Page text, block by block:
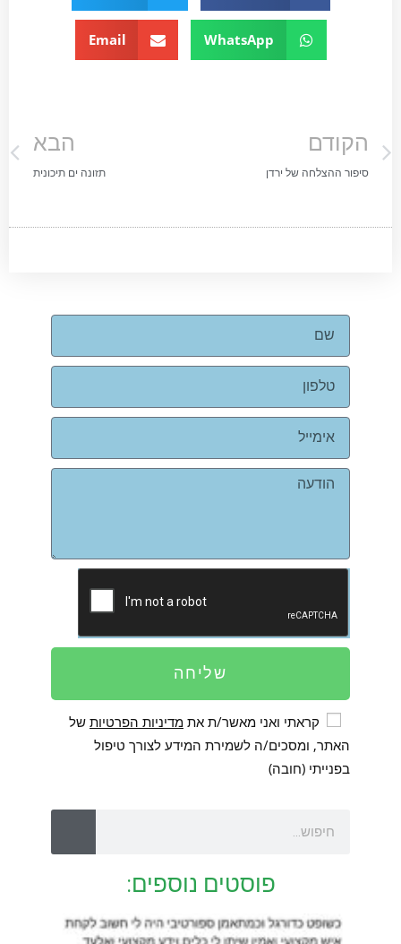
WhatsApp
Email
הקודם
סיפור ההצלחה של ירדן
הבא
תזונה ים תיכונית
שליחה
קראתי ואני מאשר/ת את מדיניות הפרטיות של
האתר, ומסכים/ה לשמירת המידע לצורך טיפול
בפנייתי (חובה)
פוסטים נוספים: